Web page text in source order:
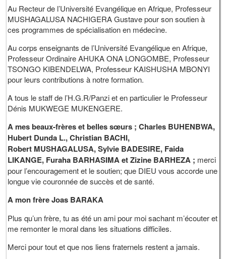
Au Recteur de l’Université Evangélique en Afrique, Professeur
MUSHAGALUSA NACHIGERA Gustave pour son soutien à
ces programmes de spécialisation en médecine.
Au corps enseignants de l’Université Evangélique en Afrique,
Professeur Ordinaire AHUKA ONA LONGOMBE, Professeur
TSONGO KIBENDELWA, Professeur KAISHUSHA MBONYI
pour leurs contributions à notre formation.
A tous le staff de l’H.G.R/Panzi et en particulier le Professeur
Dénis MUKWEGE MUKENGERE.
A mes beaux-frères et belles sœurs ; Charles BUHENBWA,
Hubert Dunda L., Christian BACHI,
Robert MUSHAGALUSA, Sylvie BADESIRE, Faida
LIKANGE, Furaha BARHASIMA et Zizine BARHEZA ; merci
pour l’encouragement et le soutien; que DIEU vous accorde une
longue vie couronnée de succès et de santé.
A mon frère Joas BARAKA
Plus qu’un frère, tu as été un ami pour moi sachant m’écouter et
me remonter le moral dans les situations difficiles.
Merci pour tout et que nos liens fraternels restent a jamais.